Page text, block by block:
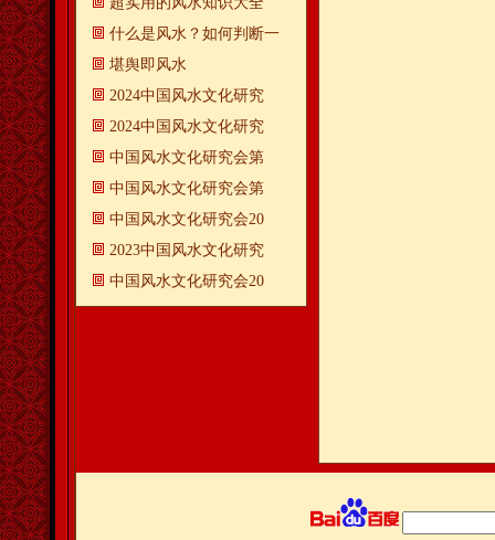
什么是风水？如何判断一
​堪舆即风水
2024中国风水文化研究
2024中国风水文化研究
中国风水文化研究会第
中国风水文化研究会第
中国风水文化研究会20
2023中国风水文化研究
中国风水文化研究会20